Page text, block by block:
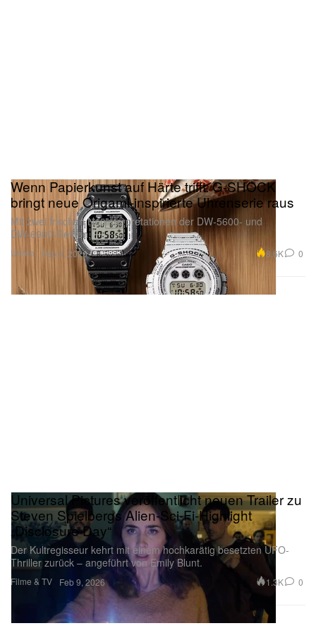
Uhren
Wenn Papierkunst auf Härte trifft: G‑SHOCK
bringt neue Origami-inspirierte Uhrenserie raus
Mit zwei frischen Neuinterpretationen der DW‑5600- und
DW‑6900-Reihen.
Feb 9, 2026 8.6K 0
Filme & TV
Universal Pictures veröffentlicht neuen Trailer zu
Steven Spielbergs Alien-Sci-Fi-Highlight
„Disclosure Day“
Der Kultregisseur kehrt mit einem hochkarätig besetzten UFO-
Thriller zurück – angeführt von Emily Blunt.
Feb 9, 2026 1.3K 0